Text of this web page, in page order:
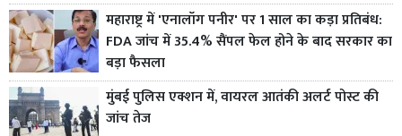
महाराष्ट्र में 'एनालॉग पनीर' पर 1 साल का कड़ा प्रतिबंध:
FDA जांच में 35.4% सैंपल फेल होने के बाद सरकार का
बड़ा फैसला
मुंबई पुलिस एक्शन में, वायरल आतंकी अलर्ट पोस्ट की
जांच तेज